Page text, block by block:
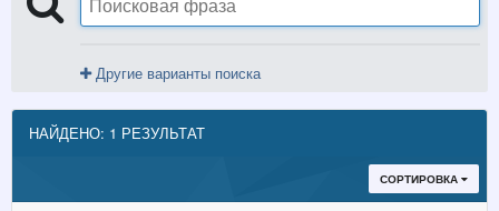
Другие варианты поиска
НАЙДЕНО: 1 РЕЗУЛЬТАТ
СОРТИРОВКА